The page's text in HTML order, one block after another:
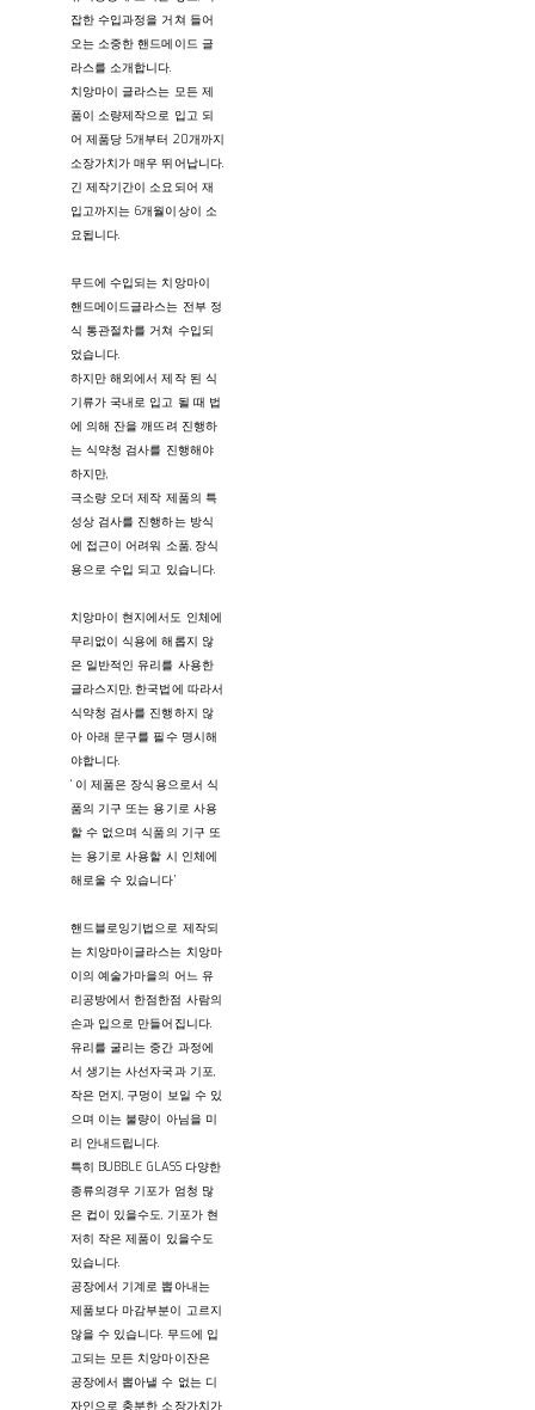
잡한 수입과정을 거쳐 들어
오는 소중한 핸드메이드 글
라스를 소개합니다.
치앙마이 글라스는 모든 제
품이 소량제작으로 입고 되
어 제품당 5개부터 20개까지
소장가치가 매우 뛰어납니다.
긴 제작기간이 소요되어 재
입고까지는 6개월이상이 소
요됩니다.
무드에 수입되는 치앙마이
핸드메이드글라스는 전부 정
식 통관절차를 거쳐 수입되
었습니다.
하지만 해외에서 제작 된 식
기류가 국내로 입고 될 때 법
에 의해 잔을 깨뜨려 진행하
는 식약청 검사를 진행해야
하지만,
극소량 오더 제작 제품의 특
성상 검사를 진행하는 방식
에 접근이 어려워 소품, 장식
용으로 수입 되고 있습니다.
치앙마이 현지에서도 인체에
무리없이 식용에 해롭지 않
은 일반적인 유리를 사용한
글라스지만, 한국법에 따라서
식약청 검사를 진행하지 않
아 아래 문구를 필수 명시해
야합니다.
‘ 이 제품은 장식용으로서 식
품의 기구 또는 용기로 사용
할 수 없으며 식품의 기구 또
는 용기로 사용할 시 인체에
해로울 수 있습니다’
핸드블로잉기법으로 제작되
는 치앙마이글라스는 치앙마
이의 예술가마을의 어느 유
리공방에서 한점한점 사람의
손과 입으로 만들어집니다.
유리를 굴리는 중간 과정에
서 생기는 사선자국과 기포,
작은 먼지, 구멍이 보일 수 있
으며 이는 불량이 아님을 미
리 안내드립니다.
특히 BUBBLE GLASS 다양한
종류의경우 기포가 엄청 많
은 컵이 있을수도, 기포가 현
저히 작은 제품이 있을수도
있습니다.
공장에서 기계로 뽑아내는
제품보다 마감부분이 고르지
않을 수 있습니다. 무드에 입
고되는 모든 치앙마이잔은
공장에서 뽑아낼 수 없는 디
자인으로 충분한 소장가치가